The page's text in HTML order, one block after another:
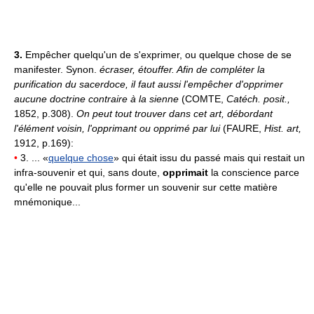
3. Empêcher quelqu'un de s'exprimer, ou quelque chose de se
manifester. Synon. écraser, étouffer. Afin de compléter la
purification du sacerdoce, il faut aussi l'empêcher d'opprimer
aucune doctrine contraire à la sienne (COMTE, Catéch. posit.,
1852, p.308). On peut tout trouver dans cet art, débordant
l'élément voisin, l'opprimant ou opprimé par lui(FAURE, Hist. art,
1912, p.169):
• 3. ... «quelque chose» qui était issu du passé mais qui restait un
infra-souvenir et qui, sans doute, opprimait la conscience parce
qu'elle ne pouvait plus former un souvenir sur cette matière
mnémonique...